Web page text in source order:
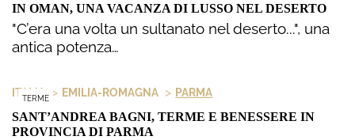
IN OMAN, UNA VACANZA DI LUSSO NEL DESERTO
"C’era una volta un sultanato nel deserto...", una
antica potenza…
TERME
ITALIA > EMILIA-ROMAGNA > PARMA
SANT’ANDREA BAGNI, TERME E BENESSERE IN
PROVINCIA DI PARMA